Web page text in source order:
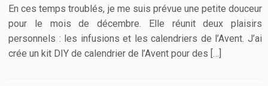
En ces temps troublés, je me suis prévue une petite douceur
pour le mois de décembre. Elle réunit deux plaisirs
personnels : les infusions et les calendriers de l’Avent. J’ai
crée un kit DIY de calendrier de l’Avent pour des […]